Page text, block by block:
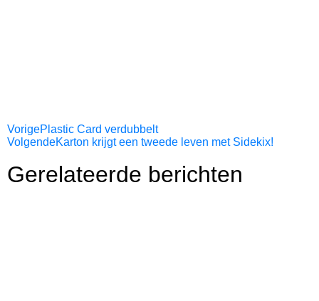
VorigePlastic Card verdubbelt
VolgendeKarton krijgt een tweede leven met Sidekix!
Gerelateerde berichten